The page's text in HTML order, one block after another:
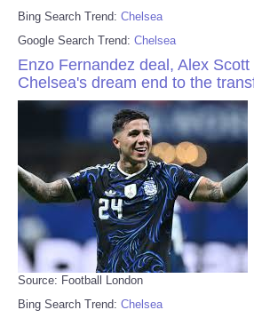
Bing Search Trend: Chelsea
Google Search Trend: Chelsea
Enzo Fernandez deal, Alex
Chelsea's dream end to the
Source: Football London
Bing Search Trend: Chelsea